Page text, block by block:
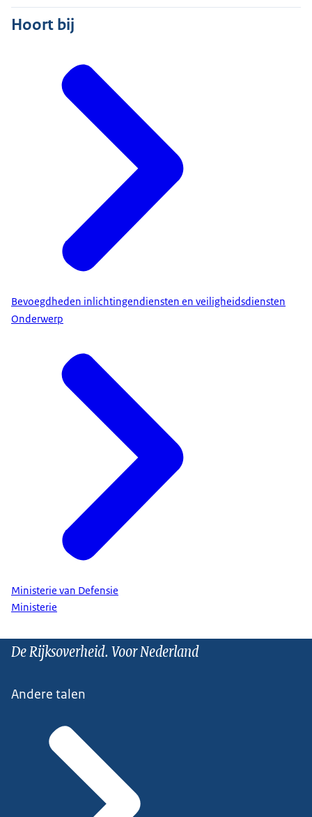
Hoort bij
Bevoegdheden inlichtingendiensten en veiligheidsdiensten
Onderwerp
Ministerie van Defensie
Ministerie
De Rijksoverheid. Voor Nederland
Andere talen